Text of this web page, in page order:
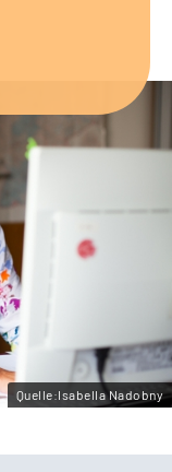
Quelle:Isabella Nadobny